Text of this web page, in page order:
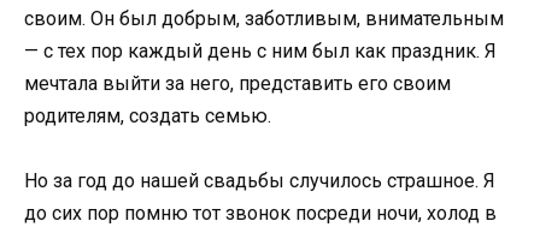
своим. Он был добрым, заботливым, внимательным
— с тех пор каждый день с ним был как праздник. Я
мечтала выйти за него, представить его своим
родителям, создать семью.
Но за год до нашей свадьбы случилось страшное. Я
до сих пор помню тот звонок посреди ночи, холод в